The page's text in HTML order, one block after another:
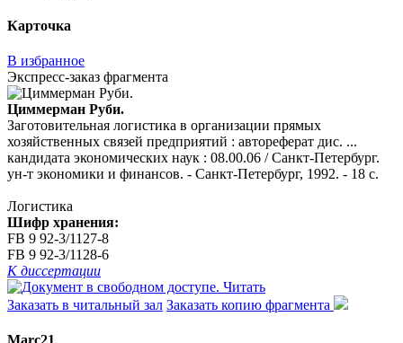
Карточка
В избранное
Экспресс-заказ фрагмента
Циммерман Руби.
Заготовительная логистика в организации прямых
хозяйственных связей предприятий : автореферат дис. ...
кандидата экономических наук : 08.00.06 / Санкт-Петербург.
ун-т экономики и финансов. - Санкт-Петербург, 1992. - 18 с.
Логистика
Шифр хранения:
FB 9 92-3/1127-8
FB 9 92-3/1128-6
К диссертации
Читать
Заказать в читальный зал Заказать копию фрагмента
Marc21